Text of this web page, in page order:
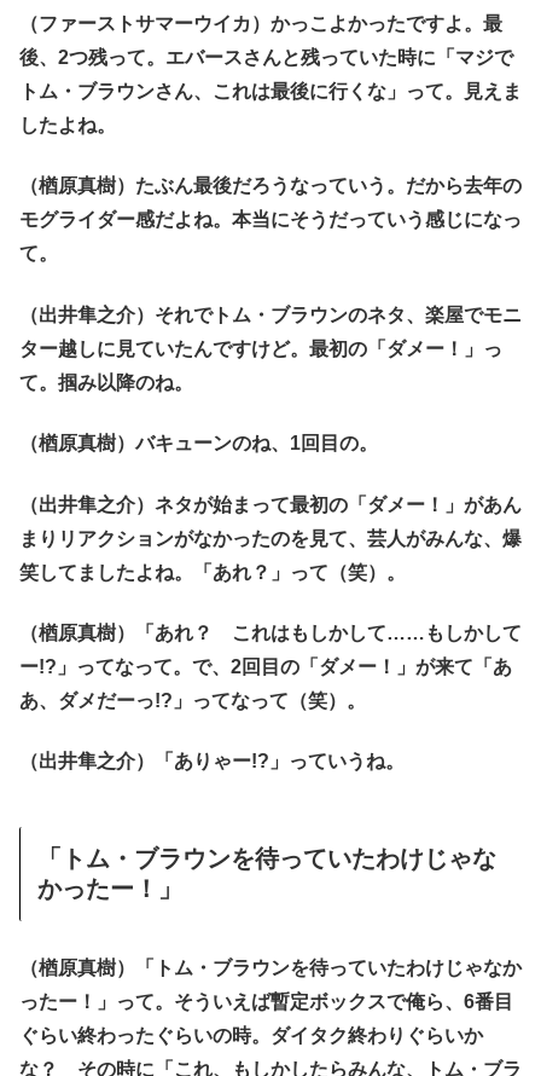
（ファーストサマーウイカ）かっこよかったですよ。最
後、2つ残って。エバースさんと残っていた時に「マジで
トム・ブラウンさん、これは最後に行くな」って。見えま
したよね。
（楢原真樹）たぶん最後だろうなっていう。だから去年の
モグライダー感だよね。本当にそうだっていう感じになっ
て。
（出井隼之介）それでトム・ブラウンのネタ、楽屋でモニ
ター越しに見ていたんですけど。最初の「ダメー！」っ
て。掴み以降のね。
（楢原真樹）バキューンのね、1回目の。
（出井隼之介）ネタが始まって最初の「ダメー！」があん
まりリアクションがなかったのを見て、芸人がみんな、爆
笑してましたよね。「あれ？」って（笑）。
（楢原真樹）「あれ？ これはもしかして……もしかして
ー!?」ってなって。で、2回目の「ダメー！」が来て「あ
あ、ダメだーっ!?」ってなって（笑）。
（出井隼之介）「ありゃー!?」っていうね。
「トム・ブラウンを待っていたわけじゃな
かったー！」
（楢原真樹）「トム・ブラウンを待っていたわけじゃなか
ったー！」って。そういえば暫定ボックスで俺ら、6番目
ぐらい終わったぐらいの時。ダイタク終わりぐらいか
な？ その時に「これ、もしかしたらみんな、トム・ブラ